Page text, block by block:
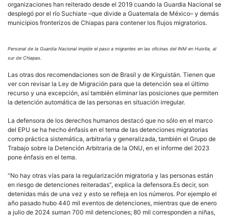
organizaciones han reiterado desde el 2019 cuando la Guardia Nacional se
desplegó por el río Suchiate –que divide a Guatemala de México– y demás
municipios fronterizos de Chiapas para contener los flujos migratorios.
Personal de la Guardia Nacional impide el paso a migrantes en las oficinas del INM en Huixtla, al
sur de Chiapas.
Las otras dos recomendaciones son de Brasil y de Kirguistán. Tienen que
ver con revisar la Ley de Migración para que la detención sea el último
recurso y una excepción, así también eliminar las posiciones que permiten
la detención automática de las personas en situación irregular.
La defensora de los derechos humanos destacó que no sólo en el marco
del EPU se ha hecho énfasis en el tema de las detenciones migratorias
como práctica sistemática, arbitraria y generalizada, también el Grupo de
Trabajo sobre la Detención Arbitraria de la ONU, en el informe del 2023
pone énfasis en el tema.
“No hay otras vías para la regularización migratoria y las personas están
en riesgo de detenciones reiteradas”, explica la defensora.Es decir, son
detenidas más de una vez y esto se refleja en los números. Por ejemplo el
año pasado hubo 440 mil eventos de detenciones, mientras que de enero
a julio de 2024 suman 700 mil detenciones; 80 mil corresponden a niñas,